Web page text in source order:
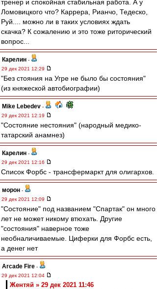
тренер и спокойная стабильная работа. А у
Ломовицкого что? Каррера, Рианчо, Тедеско,
Руй.... можно ли в таких условиях ждать
скачка? К сожалению и это тоже риторический
вопрос...
Карелин -
29 дек 2021 12:29
"Без стояния на Угре не было бы состояния"
(из княжеской автобиографии)
Mike Lebedev -
29 дек 2021 12:19
"Состояние нестояния" (народный медико-
татарский анамнез)
Карелин -
29 дек 2021 12:16
Список Форбс - трансфермаркт для олигархов.
морон -
29 дек 2021 12:09
"Состояние" под названием "Спартак" он много
лет не может никому втюхать. Другие
"состояния" наверное тоже
необналичиваемые. Циферки для Форбс есть,
а денег нет
Arcade Fire -
29 дек 2021 12:04
Жентяй » 29 дек 2021 11:46